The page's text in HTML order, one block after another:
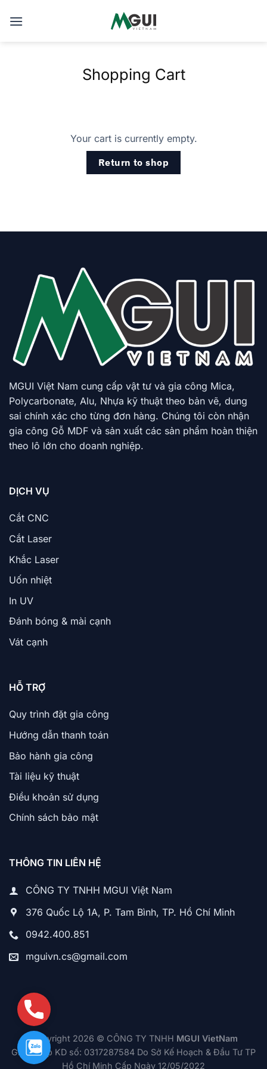
Shopping Cart
Your cart is currently empty.
Return to shop
MGUI Việt Nam cung cấp vật tư và gia công Mica,
Polycarbonate, Alu, Nhựa kỹ thuật theo bản vẽ, dung
sai chính xác cho từng đơn hàng. Chúng tôi còn nhận
gia công Gỗ MDF và sản xuất các sản phẩm hoàn thiện
theo lô lớn cho doanh nghiệp.
DỊCH VỤ
Cắt CNC
Cắt Laser
Khắc Laser
Uốn nhiệt
In UV
Đánh bóng & mài cạnh
Vát cạnh
HỖ TRỢ
Quy trình đặt gia công
Hướng dẫn thanh toán
Bảo hành gia công
Tài liệu kỹ thuật
Điều khoản sử dụng
Chính sách bảo mật
THÔNG TIN LIÊN HỆ
CÔNG TY TNHH MGUI Việt Nam
376 Quốc Lộ 1A, P. Tam Bình, TP. Hồ Chí Minh
0942.400.851
mguivn.cs@gmail.com
Copyright 2026 © CÔNG TY TNHH MGUI VietNam
Giấy phép KD số: 0317287584 Do Sở Kế Hoạch & Đầu Tư TP
Hồ Chí Minh Cấp Ngày 12/05/2022
Phone
Zalo